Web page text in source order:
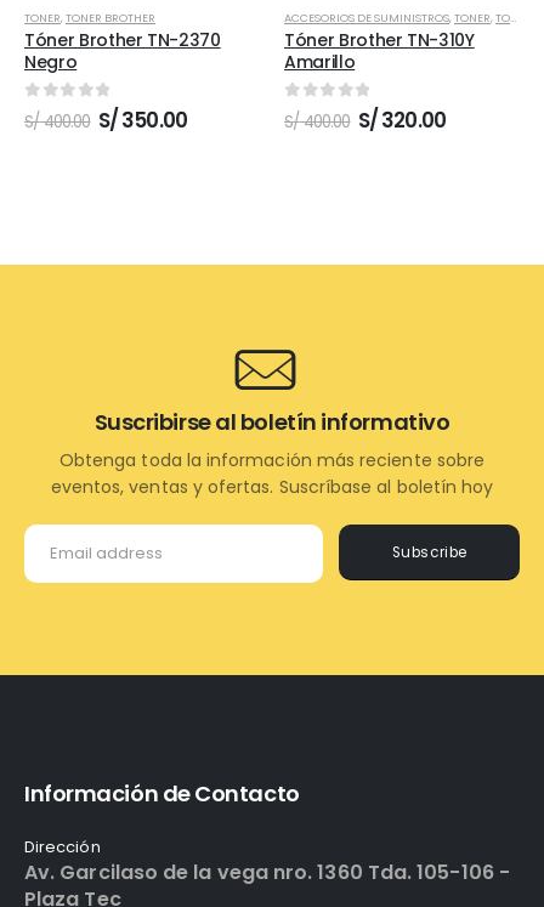
TONER,TONER BROTHER
Tóner Brother TN-2370
Negro
out of 5
S/400.00 El
precio
S/350.00El
ACCESORIOS DE SUMINISTROS,TONER,TONER BROTHER
Tóner Brother TN-310Y
Amarillo
out of 5
S/400.00 El
precio
S/320.00El
Subscribe
Suscribirse al boletín informativo
Obtenga toda la información más reciente sobre
eventos, ventas y ofertas. Suscríbase al boletín hoy
Información de Contacto
Dirección
Av. Garcilaso de la vega nro. 1360 Tda. 105-106 -
Plaza Tec